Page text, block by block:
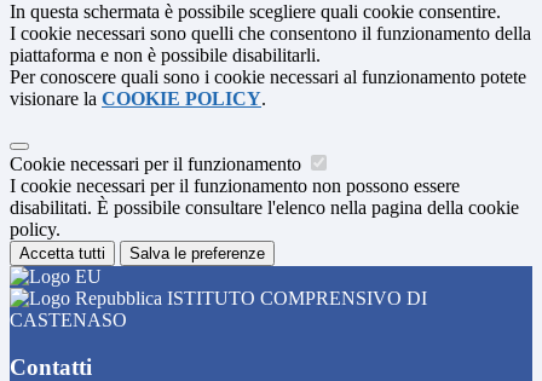
In questa schermata è possibile scegliere quali cookie consentire.
I cookie necessari sono quelli che consentono il funzionamento della
piattaforma e non è possibile disabilitarli.
Per conoscere quali sono i cookie necessari al funzionamento potete
visionare la COOKIE POLICY.
Cookie necessari per il funzionamento
I cookie necessari per il funzionamento non possono essere
disabilitati. È possibile consultare l'elenco nella pagina della cookie
policy.
Accetta tutti Salva le preferenze
ISTITUTO COMPRENSIVO DI
CASTENASO
Contatti